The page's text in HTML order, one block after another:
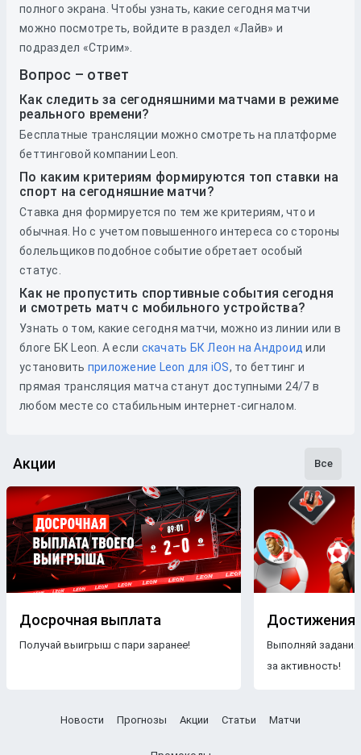
полного экрана. Чтобы узнать, какие сегодня матчи
можно посмотреть, войдите в раздел «Лайв» и
подраздел «Стрим».
Вопрос – ответ
Как следить за сегодняшними матчами в режиме
реального времени?
Бесплатные трансляции можно смотреть на платформе
беттинговой компании Leon.
По каким критериям формируются топ ставки на
спорт на сегодняшние матчи?
Ставка дня формируется по тем же критериям, что и
обычная. Но с учетом повышенного интереса со стороны
болельщиков подобное событие обретает особый
статус.
Как не пропустить спортивные события сегодня
и смотреть матч с мобильного устройства?
Узнать о том, какие сегодня матчи, можно из линии или в
блоге БК Leon. А если скачать БК Леон на Андроид или
установить приложение Leon для iOS, то беттинг и
прямая трансляция матча станут доступными 24/7 в
любом месте со стабильным интернет-сигналом.
Акции Все
Досрочная выплата
Получай выигрыш с пари заранее!
Достижения
Выполняй
за активность!
Новости Прогнозы Акции Статьи Матчи